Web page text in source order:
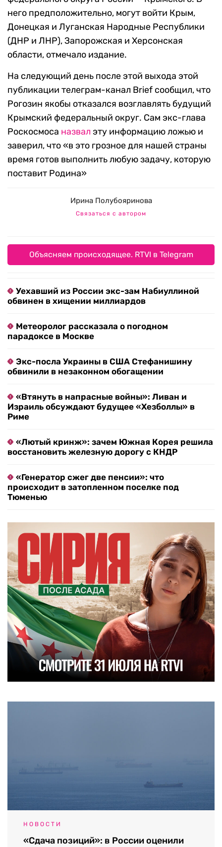
него предположительно, могут войти Крым,
Донецкая и Луганская Народные Республики
(ДНР и ЛНР), Запорожская и Херсонская
области, отмечало издание.
На следующий день после этой выхода этой
публикации телеграм-канал Brief сообщил, что
Рогозин якобы отказался возглавлять будущий
Крымский федеральный округ. Сам экс-глава
Роскосмоса назвал эту информацию ложью и
заверил, что «в это грозное для нашей страны
время готов выполнить любую задачу, которую
поставит Родина»
Ирина Полубояринова
Связаться с автором
Объясняем происходящее. RTVI в Telegram
Уехавший из России экс-зам Набиуллиной
обвинен в хищении миллиардов
Метеоролог рассказала о погодном
парадоксе в Москве
Экс-посла Украины в США Стефанишину
обвинили в незаконном обогащении
«Втянуть в напрасные войны»: Ливан и
Израиль обсуждают будущее «Хезболлы» в
Риме
«Лютый кринж»: зачем Южная Корея решила
восстановить железную дорогу с КНДР
«Генератор сжег две пенсии»: что
происходит в затопленном поселке под
Тюменью
НОВОСТИ
«Сдача позиций»: в России оценили